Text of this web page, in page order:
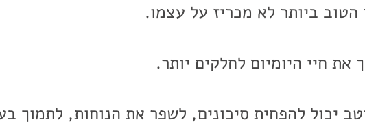
הטוב ביותר לא מכריז על עצמו.
את חיי היומיום לחלקים יותר.
יכול להפחית סיכונים, לשפר את הנוחות, לתמוך